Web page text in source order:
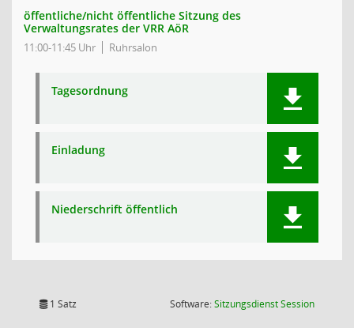
öffentliche/nicht öffentliche Sitzung des
Verwaltungsrates der VRR AöR
11:00-11:45 Uhr Ruhrsalon
Tagesordnung
Einladung
Niederschrift öffentlich
1 Satz Software:SitzungsdienstSession(Wird in